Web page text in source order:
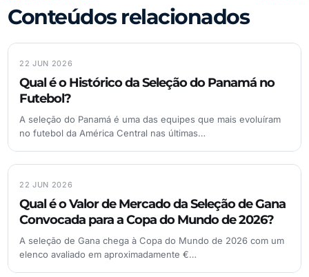
Conteúdos relacionados
22 JUN 2026
Qual é o Histórico da Seleção do Panamá no
Futebol?
A seleção do Panamá é uma das equipes que mais evoluíram
no futebol da América Central nas últimas…
22 JUN 2026
Qual é o Valor de Mercado da Seleção de Gana
Convocada para a Copa do Mundo de 2026?
A seleção de Gana chega à Copa do Mundo de 2026 com um
elenco avaliado em aproximadamente €…